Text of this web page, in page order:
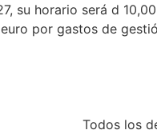
su horario será d
por gastos de
Todos los